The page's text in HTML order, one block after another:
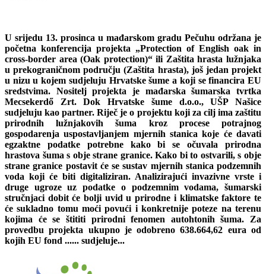
U srijedu 13. prosinca u mađarskom gradu Pečuhu održana je
početna konferencija projekta „Protection of English oak in
cross-border area (Oak protection)“ ili Zaštita hrasta lužnjaka
u prekograničnom području (Zaštita hrasta), još jedan projekt
u nizu u kojem sudjeluju Hrvatske šume a koji se financira EU
sredstvima. Nositelj projekta je mađarska šumarska tvrtka
Mecsekerdő Zrt. Dok Hrvatske šume d.o.o., UŠP Našice
sudjeluju kao partner. Riječ je o projektu koji za cilj ima zaštitu
prirodnih lužnjakovih šuma kroz procese potrajnog
gospodarenja uspostavljanjem mjernih stanica koje će davati
egzaktne podatke potrebne kako bi se očuvala prirodna
hrastova šuma s obje strane granice. Kako bi to ostvarili, s obje
strane granice postavit će se sustav mjernih stanica podzemnih
voda koji će biti digitaliziran. Analizirajući invazivne vrste i
druge ugroze uz podatke o podzemnim vodama, šumarski
stručnjaci dobit će bolji uvid u prirodne i klimatske faktore te
će sukladno tomu moći povući i konkretnije poteze na terenu
kojima će se štititi prirodni fenomen autohtonih šuma. Za
provedbu projekta ukupno je odobreno 638.664,62 eura od
kojih EU fond ...... sudjeluje...